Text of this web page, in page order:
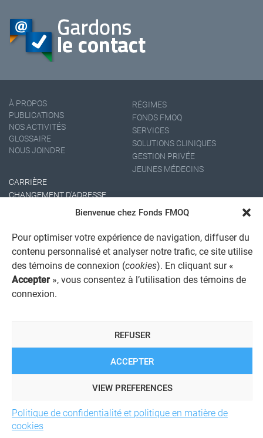
Bienvenue chez Fonds FMOQ
Pour optimiser votre expérience de navigation, diffuser du
contenu personnalisé et analyser notre trafic, ce site utilise
des témoins de connexion (cookies). En cliquant sur «
Accepter », vous consentez à l’utilisation des témoins de
connexion.
ACCEPTER
REFUSER
VIEW PREFERENCES
Politique de confidentialité et politique en matière de
cookies
À PROPOS
PUBLICATIONS
NOS ACTIVITÉS
GLOSSAIRE
NOUS JOINDRE
RÉGIMES
FONDS FMOQ
SERVICES
SOLUTIONS CLINIQUES
GESTION PRIVÉE
JEUNES MÉDECINS
CARRIÈRE
CHANGEMENT D'ADRESSE
AVIS JURIDIQUE GÉNÉRAL
POLITIQUE DE TRAITEMENT DES PLAINTES
REGISTRE DES CONFLITS D'INTÉRÊTS
© 2026 Société de services financiers Fonds FMOQ inc.
droits réservés.